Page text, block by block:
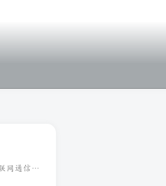
SSL/TLS 是一种安全协议，为用户和服务器之间的互联网通信提供加密和身份验证。该协议用于确保数据隐私、保护信用卡交易、验证网站身份，并维护数据传输的完整性。SSL/TLS 在网络中得到了广泛使...